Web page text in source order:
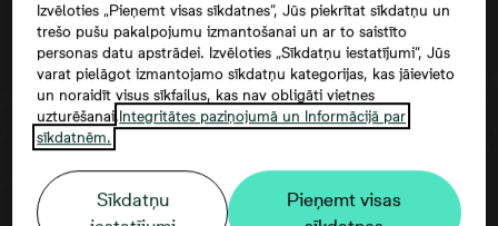
Google maps trešās puses datu
izmantošana
Izvēloties „Pieņemt visas sīkdatnes”, Jūs piekrītat sīkdatņu un
trešo pušu pakalpojumu izmantošanai un ar to saistīto
personas datu apstrādei. Izvēloties „Sīkdatņu iestatījumi”, Jūs
varat pielāgot izmantojamo sīkdatņu kategorijas, kas jāievieto
un noraidīt visus sīkfailus, kas nav obligāti vietnes
uzturēšanai.Integritātes paziņojumā un Informācijā par
sīkdatnēm.
Sīkdatņu
Pieņemt visas